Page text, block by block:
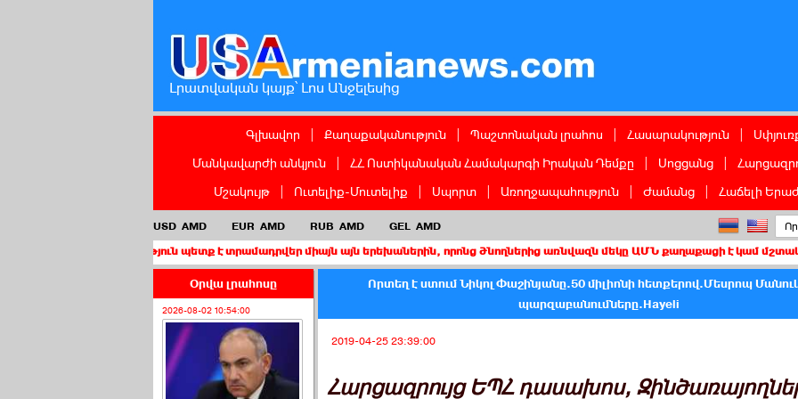
Լրատվական կայք՝ Լոս Անջելեսից
Գլխավոր Քաղաքականություն Պաշտոնական լրահոս Հասարակություն
Մանկավարժի անկյուն
ՀՀ Ոստիկանական Համակարգի Իրական Դեմքը Սոցցանց
Մշակույթ
Ուտելիք-Մուտելիք Սպորտ Առողջապահություն Ժամանց Հաճելի
USD AMD EUR AMD RUB AMD GEL AMD
պետք է տրամադրվեր միայն այն երեխաներին, որոնց ծնողներից առնվազն մեկը ԱՄՆ քաղաքացի է կամ մշտական բնակիչ
Օրվա լրահոսը
2026-08-02 10:54:00
Որտեղ է ստում Նիկոլ Փաշինյանը.50 միլիոնի հետքերով.Մեսրոպ
պարզաբանումները.Hayeli
2019-04-25 23:39:00
Հարցազրույց ԵՊՀ դասախոս,